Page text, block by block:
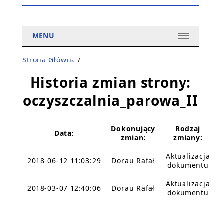
MENU
Strona Główna /
Historia zmian strony:
oczyszczalnia_parowa_II
Data:
Dokonujący
zmian:
Rodzaj
zmiany:
2018-06-12 11:03:29 Dorau Rafał
Aktualizacja
dokumentu
2018-03-07 12:40:06 Dorau Rafał
Aktualizacja
dokumentu